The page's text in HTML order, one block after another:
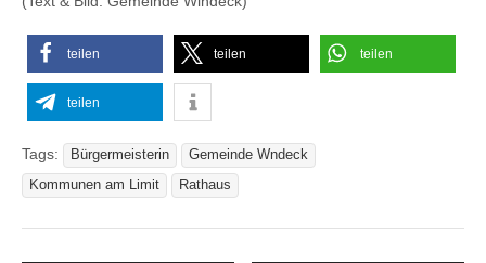
teilen teilen teilen
teilen
Tags: Bürgermeisterin
Gemeinde Wndeck
Kommunen am Limit
Rathaus